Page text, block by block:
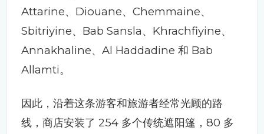
Attarine、Diouane、Chemmaine、
Sbitriyine、Bab Sansla、Khrachfiyine、
Annakhaline、Al Haddadine 和 Bab
Allamti。
因此，沿着这条游客和旅游者经常光顾的路
线，商店安装了 254 多个传统遮阳篷，80 多